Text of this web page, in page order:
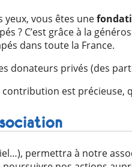
yeux, vous êtes une
? C’est grâce à la
dans toute la France.
donateurs privés (des
est précieuse,
permettra à notre